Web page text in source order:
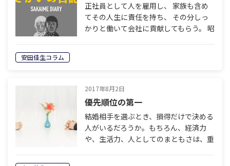
正社員として人を雇用し、 家族も含め
てその人生に責任を持ち、 その分しっ
かりと働いて会社に貢献してもらう。 昭
安田佳生コラム
2017年8月2日
優先順位の第一
結婚相手を選ぶとき、損得だけで決める
人がいるだろうか。もちろん、経済力
や、生活力、人としてのまともさは、重